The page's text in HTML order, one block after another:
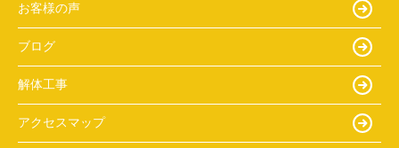
お客様の声
ブログ
解体工事
アクセスマップ